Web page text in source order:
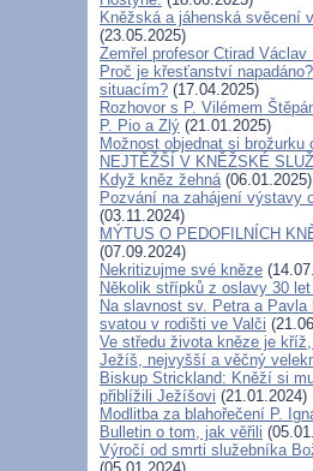
Kněžská a jáhenská svěcení
(23.05.2025)
Zemřel profesor Ctirad
Proč je křesťanství
situacím? (17.04.2025)
Rozhovor s P. Vilémem
P. Pio a Zlý (21.01.2025)
Možnost objednat si
NEJTĚŽŠÍ V KNĚŽSKÉ
Když kněz žehná(06.01.2025)
Pozvání na zahájení výstavy
(03.11.2024)
MÝTUS O PEDOFILNÍCH
(07.09.2024)
Nekritizujme své kněze
Několik střípků z oslavy 30
Na slavnost sv. Petra a
svatou v rodišti ve Valči
Ve středu života kněze je
Ježíš, nejvyšší a věčný
Biskup Strickland: Kněží si
přiblížili Ježíšovi (21.01.2024)
Modlitba za blahořečení P.
Bulletin o tom, jak věřili
Výročí od smrti služebníka